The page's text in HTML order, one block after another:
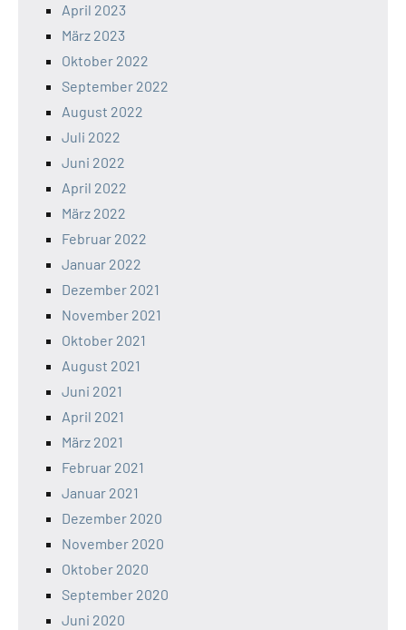
April 2023
März 2023
Oktober 2022
September 2022
August 2022
Juli 2022
Juni 2022
April 2022
März 2022
Februar 2022
Januar 2022
Dezember 2021
November 2021
Oktober 2021
August 2021
Juni 2021
April 2021
März 2021
Februar 2021
Januar 2021
Dezember 2020
November 2020
Oktober 2020
September 2020
Juni 2020